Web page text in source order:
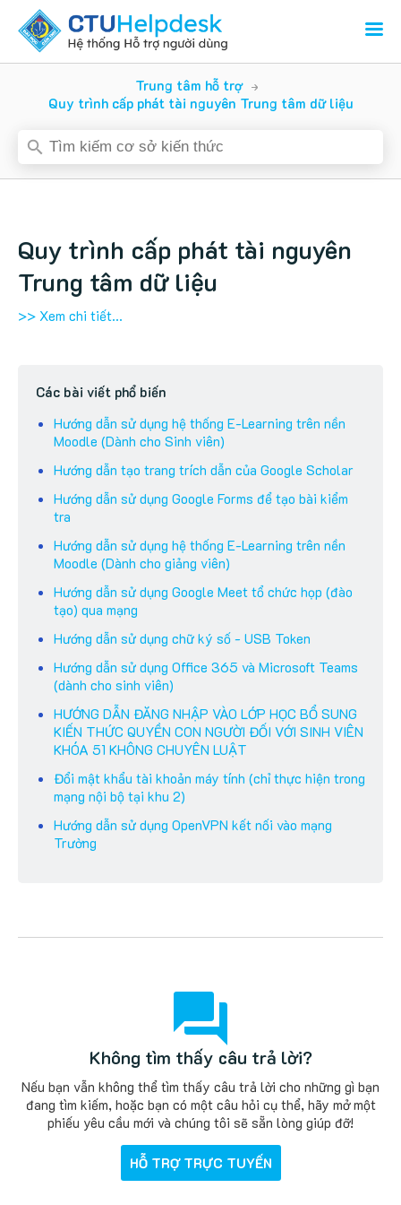
Trung tâm hỗ trợ
Quy trình cấp phát tài nguyên Trung tâm dữ liệu
Quy trình cấp phát tài nguyên
Trung tâm dữ liệu
>> Xem chi tiết...
Các bài viết phổ biến
Hướng dẫn sử dụng hệ thống E-Learning trên nền
Moodle (Dành cho Sinh viên)
Hướng dẫn tạo trang trích dẫn của Google Scholar
Hướng dẫn sử dụng Google Forms để tạo bài kiểm
tra
Hướng dẫn sử dụng hệ thống E-Learning trên nền
Moodle (Dành cho giảng viên)
Hướng dẫn sử dụng Google Meet tổ chức họp (đào
tạo) qua mạng
Hướng dẫn sử dụng chữ ký số - USB Token
Hướng dẫn sử dụng Office 365 và Microsoft Teams
(dành cho sinh viên)
HƯỚNG DẪN ĐĂNG NHẬP VÀO LỚP HỌC BỔ SUNG
KIẾN THỨC QUYỀN CON NGƯỜI ĐỐI VỚI SINH VIÊN
KHÓA 51 KHÔNG CHUYÊN LUẬT
Đổi mật khẩu tài khoản máy tính (chỉ thực hiện trong
mạng nội bộ tại khu 2)
Hướng dẫn sử dụng OpenVPN kết nối vào mạng
Trường
Không tìm thấy câu trả lời?
Nếu bạn vẫn không thể tìm thấy câu trả lời cho những gì bạn
đang tìm kiếm, hoặc bạn có một câu hỏi cụ thể, hãy mở một
phiếu yêu cầu mới và chúng tôi sẽ sẵn lòng giúp đỡ!
HỖ TRỢ TRỰC TUYẾN